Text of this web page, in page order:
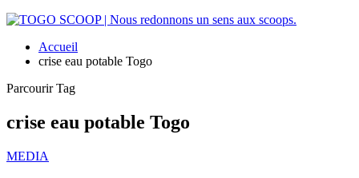
Accueil
crise eau potable Togo
Parcourir Tag
crise eau potable Togo
MEDIA